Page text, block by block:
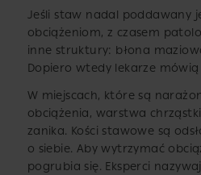
Jeśli staw nadal poddawany
obciążeniom, z czasem
inne struktury: błona
Dopiero wtedy lekarze
W miejscach, które są
obciążenia, warstwa
zanika. Kości stawowe są
o siebie. Aby wytrzymać
pogrubia się. Eksperci